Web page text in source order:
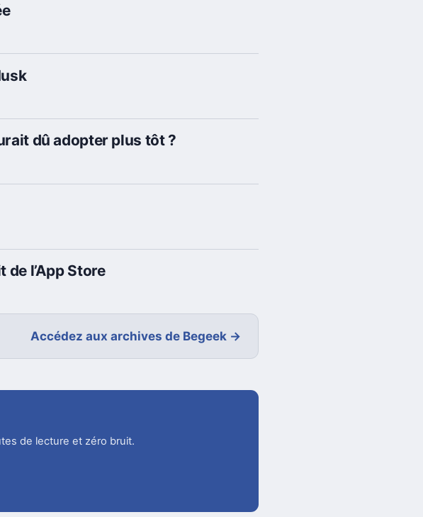
dû adopter plus tôt ?
l’App Store
Accédez aux archives de Begeek →
de lecture et zéro bruit.